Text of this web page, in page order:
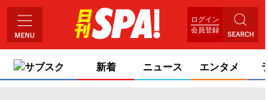
ログイン
会員登録
サブスク 新着 ニュース エンタメ